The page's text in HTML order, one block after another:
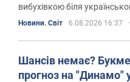
вибухівкою біля
Новини. Світ 6.08.2026 16:37
Шансів немає?
прогноз на "Динамо"